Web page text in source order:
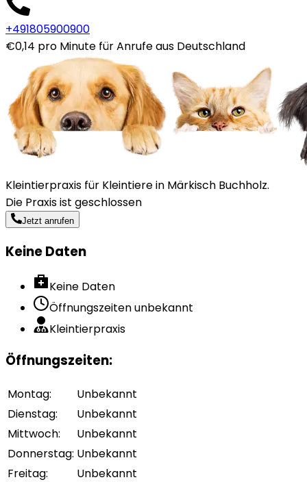
+491805900900
€0,14 pro Minute für Anrufe aus Deutschland
Kleintierpraxis für Kleintiere in Märkisch Buchholz.
Die Praxis ist geschlossen
Jetzt anrufen
Keine Daten
Keine Daten
Öffnungszeiten unbekannt
Kleintierpraxis
Öffnungszeiten:
Montag:
Unbekannt
Dienstag:
Unbekannt
Mittwoch:
Unbekannt
Donnerstag: Unbekannt
Freitag:
Unbekannt